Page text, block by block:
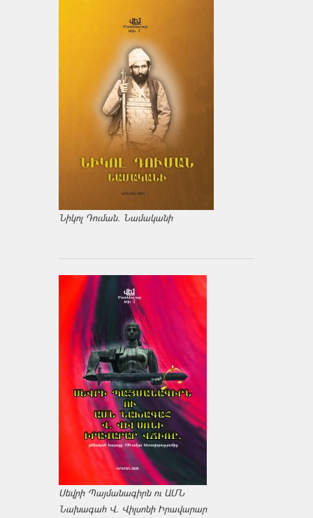
Նիկոլ Դուման. Նամականի
Սեվրի Պայմանագիրն ու ԱՄՆ
Նախագահ Վ. Վիլսոնի Իրավարար